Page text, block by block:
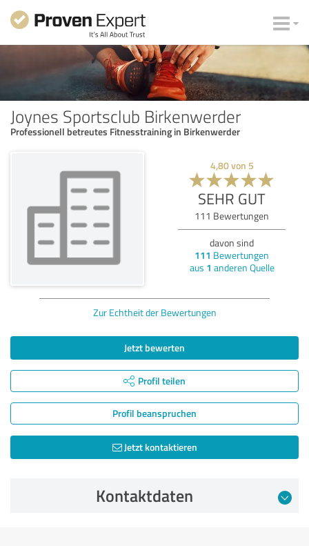
Joynes Sportsclub Birkenwerder
Professionell betreutes Fitnesstraining in Birkenwerder
4,80von 5
SEHR GUT
111 Bewertungen
davon sind
111 Bewertungen
aus 1 anderen Quelle
Zur Echtheit der Bewertungen
Jetzt bewerten
Profil teilen
Profil beanspruchen
Jetzt kontaktieren
Kontaktdaten